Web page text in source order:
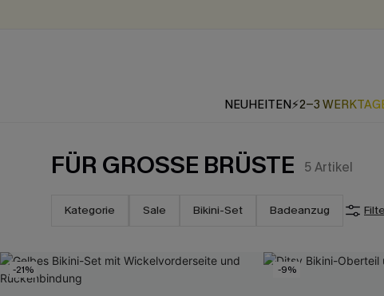
NEUHEITEN⚡2-3
FÜR GROSSE BRÜSTE 5Artikel
Kategorie Sale Bikini-Set Badeanzug
-21% -9%